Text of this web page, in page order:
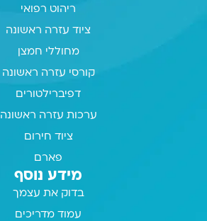
ריהוט רפואי
ציוד עזרה ראשונה
מחוללי חמצן
קורסי עזרה ראשונה
דפיברילטורים
ערכות עזרה ראשונה
ציוד חירום
פארם
מידע נוסף
בדוק את עצמך
עמוד מדריכים